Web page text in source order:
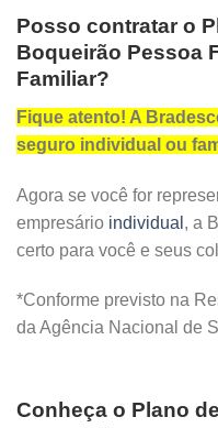
Posso contratar o
Boqueirão Pessoa
Familiar?
Fique atento! A
seguro individual ou
Agora se você for
empresário individual , a
certo para você e seus
*Conforme previsto na
da Agência Nacional de
Conheça o Plano